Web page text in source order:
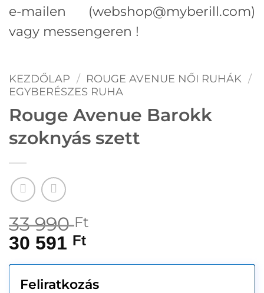
e-mailen (webshop@myberill.com)
vagy messengeren !
KEZDŐLAP / ROUGE AVENUE NŐI RUHÁK /
EGYBERÉSZES RUHA
Rouge Avenue Barokk
szoknyás szett
33 990Ft
30 591 Ft
Feliratkozás